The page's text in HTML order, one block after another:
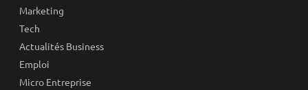
Marketing
Tech
Actualités Business
Emploi
Micro Entreprise